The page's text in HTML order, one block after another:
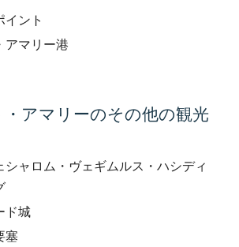
イント
アマリー港
アマリーのその他の観光
シャロム・ヴェギムルス・ハシディ
ド城
塞